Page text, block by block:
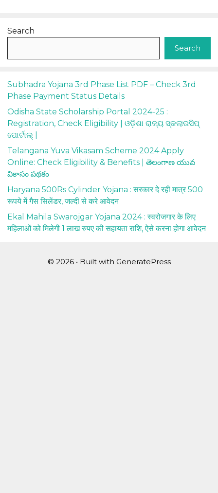
Search
Search
Subhadra Yojana 3rd Phase List PDF – Check 3rd
Phase Payment Status Details
Odisha State Scholarship Portal 2024-25 :
Registration, Check Eligibility | ଓଡ଼ିଶା ରାଜ୍ୟ ସ୍କଲାରସିପ୍
ପୋର୍ଟାଲ୍ |
Telangana Yuva Vikasam Scheme 2024 Apply
Online: Check Eligibility & Benefits | తెలంగాణ యువ
వికాసం పథకం
Haryana 500Rs Cylinder Yojana : सरकार दे रही मात्र 500
रूपये में गैस सिलेंडर, जल्दी से करे आवेदन
Ekal Mahila Swarojgar Yojana 2024 : स्वरोजगार के लिए
महिलाओं को मिलेगी 1 लाख रुपए की सहायता राशि, ऐसे करना होगा आवेदन
© 2026 • Built with GeneratePress